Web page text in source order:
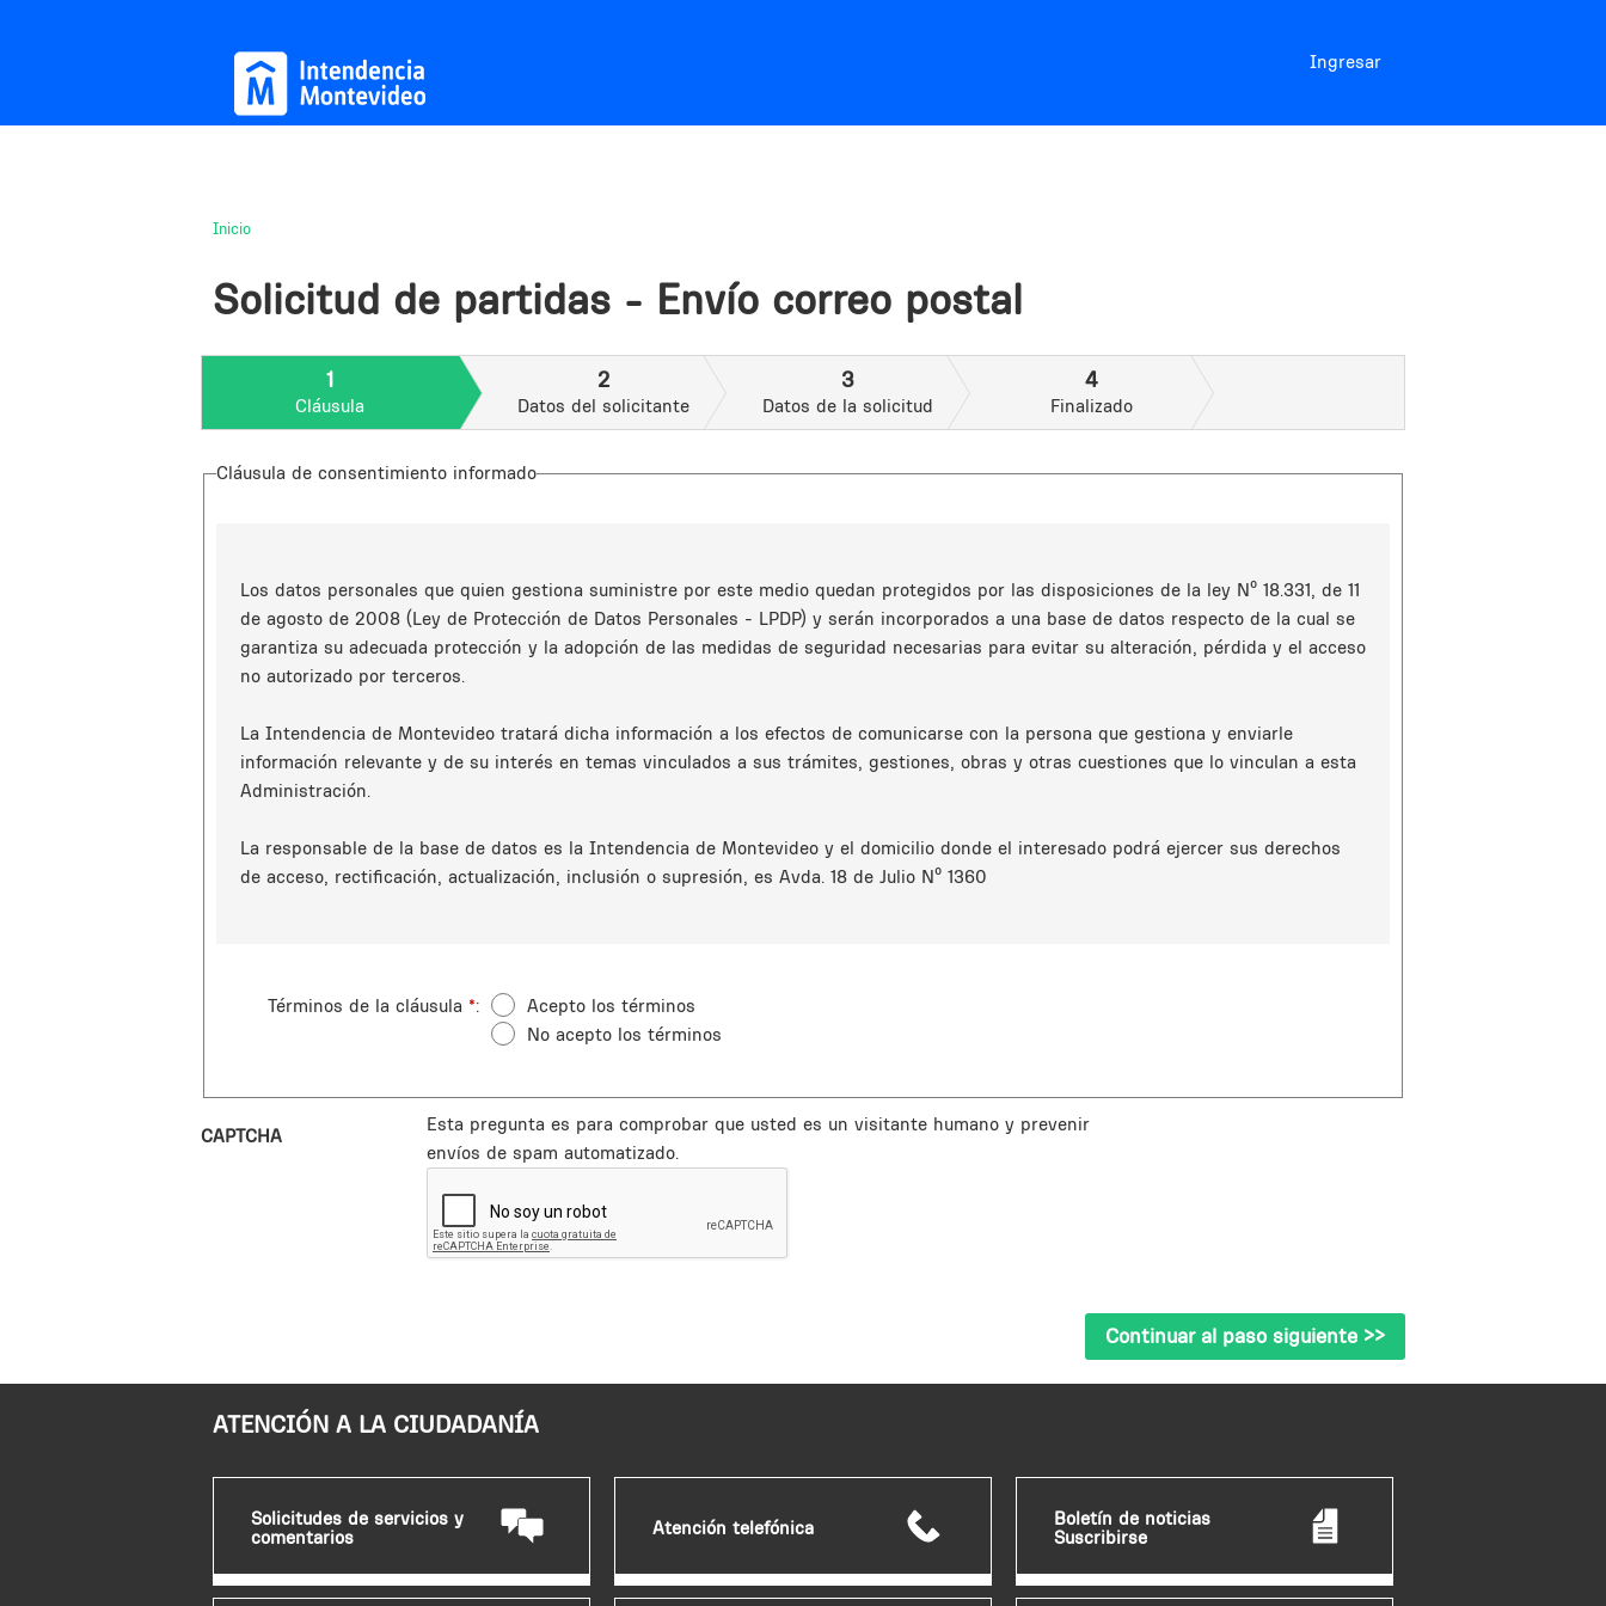
Ingresar
está
aquí
Inicio
Solicitud de partidas - Envío correo postal
1
Cláusula
2
Datos del solicitante
3
Datos de la solicitud
4
Finalizado
Cláusula de consentimiento informado
Los datos personales que quien gestiona suministre por este medio quedan protegidos por las disposiciones de la ley Nº 18.331, de 11
de agosto de 2008 (Ley de Protección de Datos Personales - LPDP) y serán incorporados a una base de datos respecto de la cual se
garantiza su adecuada protección y la adopción de las medidas de seguridad necesarias para evitar su alteración, pérdida y el acceso
no autorizado por terceros.
La Intendencia de Montevideo tratará dicha información a los efectos de comunicarse con la persona que gestiona y enviarle
información relevante y de su interés en temas vinculados a sus trámites, gestiones, obras y otras cuestiones que lo vinculan a esta
Administración.
La responsable de la base de datos es la Intendencia de Montevideo y el domicilio donde el interesado podrá ejercer sus derechos
de acceso, rectificación, actualización, inclusión o supresión, es Avda. 18 de Julio Nº 1360
Términos de la cláusula *
Acepto los términos
No acepto los términos
CAPTCHA
Esta pregunta es para comprobar que usted es un visitante humano y prevenir
envíos de spam automatizado.
ATENCIÓN A LA CIUDADANÍA
Solicitudes de servicios y
comentarios
Atención telefónica
Boletín de noticias
Suscribirse